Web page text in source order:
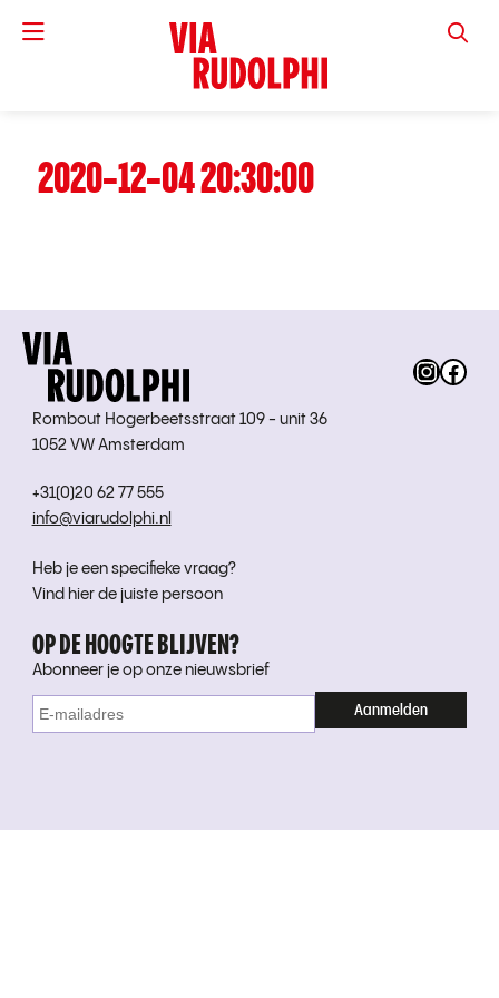
VIA
2020-12-04 20:30:00
Rombout Hogerbeetsstraat 109 - unit 36
1052 VW Amsterdam
+31(0)20 62 77 555
info@viarudolphi.nl
Heb je een specifieke vraag?
Vind hier de juiste persoon
OP DE HOOGTE BLIJVEN?
Abonneer je op onze nieuwsbrief